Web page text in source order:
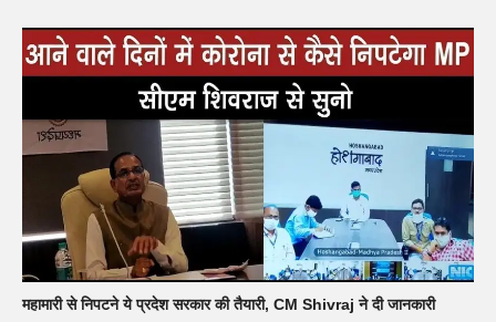
महामारी से निपटने ये प्रदेश सरकार की तैयारी, CM Shivraj ने दी जानकारी